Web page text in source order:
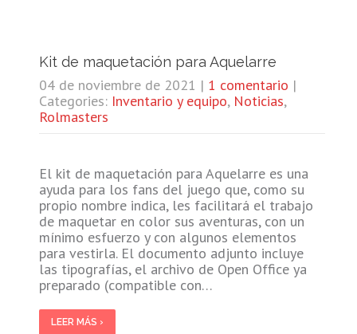
Kit de maquetación para Aquelarre
04 de noviembre de 2021 | 1 comentario |
Categories: Inventario y equipo, Noticias,
Rolmasters
El kit de maquetación para Aquelarre es una
ayuda para los fans del juego que, como su
propio nombre indica, les facilitará el trabajo
de maquetar en color sus aventuras, con un
mínimo esfuerzo y con algunos elementos
para vestirla. El documento adjunto incluye
las tipografías, el archivo de Open Office ya
preparado (compatible con…
LEER MÁS ›